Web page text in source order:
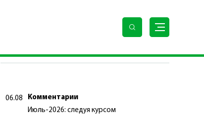
саммите
06.08
Комментарии
Июль-2026: следуя курсом